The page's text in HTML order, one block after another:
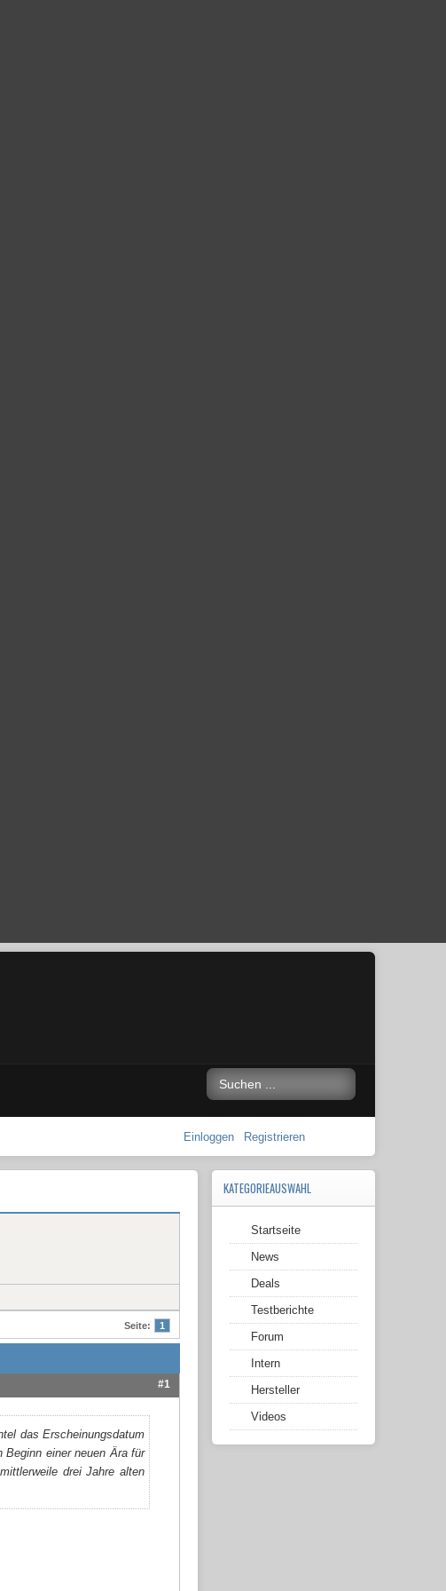
Einloggen Registrieren
Seite: 1
#1
das Erscheinungsdatum
einer neuen Ära für
drei Jahre alten
KATEGORIEAUSWAHL
Startseite
News
Deals
Testberichte
Forum
Intern
Hersteller
Videos